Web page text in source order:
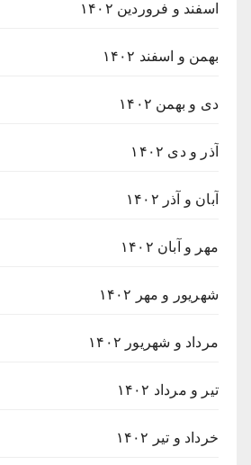
اسفند و فروردین ۱۴۰۲
بهمن و اسفند ۱۴۰۲
دی و بهمن ۱۴۰۲
آذر و دی ۱۴۰۲
آبان و آذر ۱۴۰۲
مهر و آبان ۱۴۰۲
شهریور و مهر ۱۴۰۲
مرداد و شهریور ۱۴۰۲
تیر و مرداد ۱۴۰۲
خرداد و تیر ۱۴۰۲